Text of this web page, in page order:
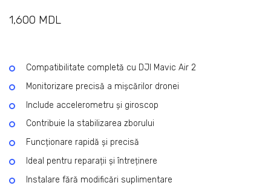
1,600 MDL
Compatibilitate completă cu DJI Mavic Air 2
Monitorizare precisă a mișcărilor dronei
Include accelerometru și giroscop
Contribuie la stabilizarea zborului
Funcționare rapidă și precisă
Ideal pentru reparații și întreținere
Instalare fără modificări suplimentare